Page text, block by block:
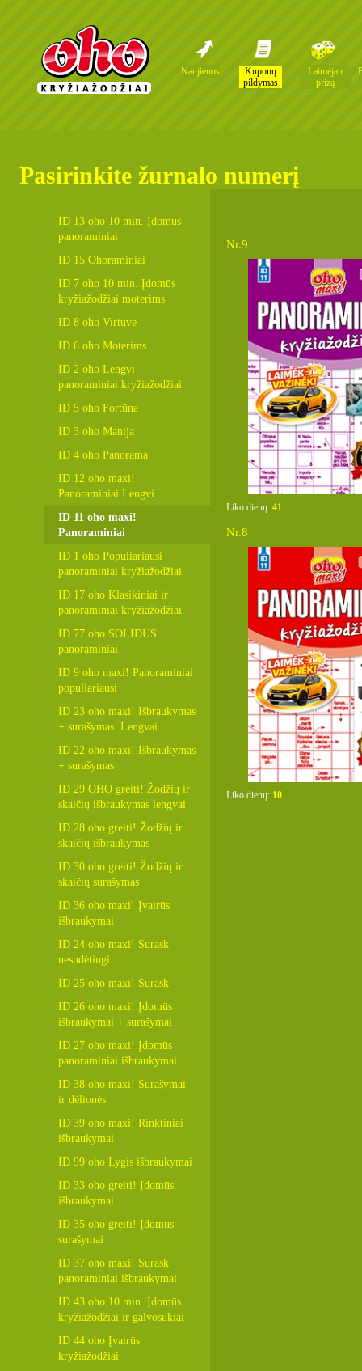
Naujienos
Kuponų
pildymas
Laimėjau
prizą
Pasirinkite žurnalo numerį
ID 13 oho 10 min. Įdomūs
panoraminiai
ID 15 Ohoraminiai
ID 7 oho 10 min. Įdomūs
kryžiažodžiai moterims
ID 8 oho Virtuvė
ID 6 oho Moterims
ID 2 oho Lengvi
panoraminiai kryžiažodžiai
ID 5 oho Fortūna
ID 3 oho Manija
ID 4 oho Panorama
ID 12 oho maxi!
Panoraminiai Lengvi
ID 11 oho maxi!
Panoraminiai
ID 1 oho Populiariausi
panoraminiai kryžiažodžiai
ID 17 oho Klasikiniai ir
panoraminiai kryžiažodžiai
ID 77 oho SOLIDŪS
panoraminiai
ID 9 oho maxi! Panoraminiai
populiariausi
ID 23 oho maxi! Išbraukymas
+ surašymas. Lengvai
ID 22 oho maxi! Išbraukymas
+ surašymas
ID 29 OHO greiti! Žodžių ir
skaičių išbraukymas lengvai
ID 28 oho greiti! Žodžių ir
skaičių išbraukymas
ID 30 oho greiti! Žodžių ir
skaičių surašymas
ID 36 oho maxi! Įvairūs
išbraukymai
ID 24 oho maxi! Surask
nesudėtingi
ID 25 oho maxi! Surask
ID 26 oho maxi! Įdomūs
išbraukymai + surašymai
ID 27 oho maxi! Įdomūs
panoraminiai išbraukymai
ID 38 oho maxi! Surašymai
ir dėlionės
ID 39 oho maxi! Rinktiniai
išbraukymai
ID 99 oho Lygis išbraukymai
ID 33 oho greiti! Įdomūs
išbraukymai
ID 35 oho greiti! Įdomūs
surašymai
ID 37 oho maxi! Surask
panoraminiai išbraukymai
ID 43 oho 10 min. Įdomūs
kryžiažodžiai ir galvosūkiai
ID 44 oho Įvairūs
kryžiažodžiai
Nr.9
Liko dienų: 41
Nr.8
Liko dienų: 10